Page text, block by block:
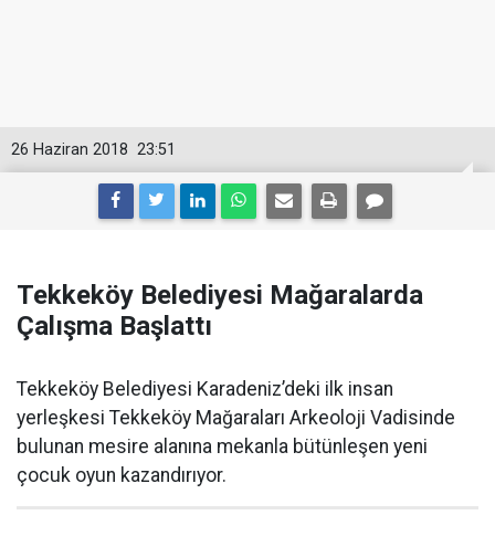
23:51
26 Haziran 2018
Tekkeköy Belediyesi Mağaralarda
Çalışma Başlattı
Tekkeköy Belediyesi Karadeniz’deki ilk insan
yerleşkesi Tekkeköy Mağaraları Arkeoloji Vadisinde
bulunan mesire alanına mekanla bütünleşen yeni
çocuk oyun kazandırıyor.